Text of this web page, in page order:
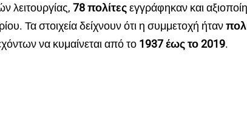
λειτουργίας, 78 πολίτεςεγγράφηκαν και
Τα στοιχεία δείχνουν ότι η συμμετοχή ήταν
να κυμαίνεται από το 1937 έως το 2019.